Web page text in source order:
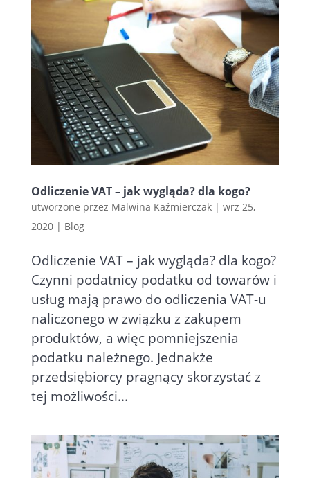
Odliczenie VAT – jak wygląda? dla kogo?
utworzone przez Malwina Kaźmierczak| wrz 25,
2020| Blog
Odliczenie VAT – jak wygląda? dla kogo?
Czynni podatnicy podatku od towarów i
usług mają prawo do odliczenia VAT-u
naliczonego w związku z zakupem
produktów, a więc pomniejszenia
podatku należnego. Jednakże
przedsiębiorcy pragnący skorzystać z
tej możliwości...